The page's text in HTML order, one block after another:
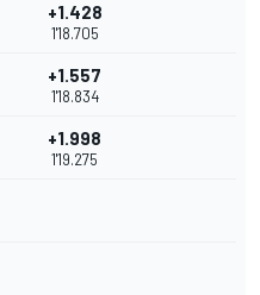
+1.428
1'18.705
+1.557
1'18.834
+1.998
1'19.275